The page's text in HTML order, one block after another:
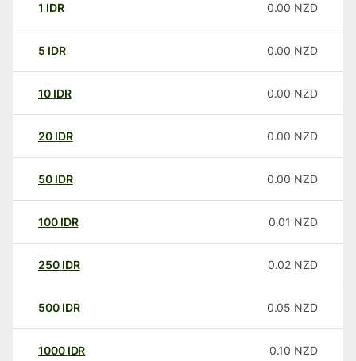
1 IDR 0.00 NZD
5 IDR 0.00 NZD
10 IDR 0.00 NZD
20 IDR 0.00 NZD
50 IDR 0.00 NZD
100 IDR 0.01 NZD
250 IDR 0.02 NZD
500 IDR 0.05 NZD
1000 IDR 0.10 NZD